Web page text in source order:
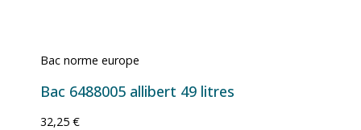
Bac norme europe
Bac 6488005 allibert 49 litres
32,25 €